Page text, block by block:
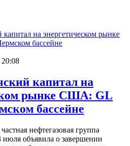
капитал на
рынке США: GL
бассейне
нефтегазовая группа
объявила о завершении